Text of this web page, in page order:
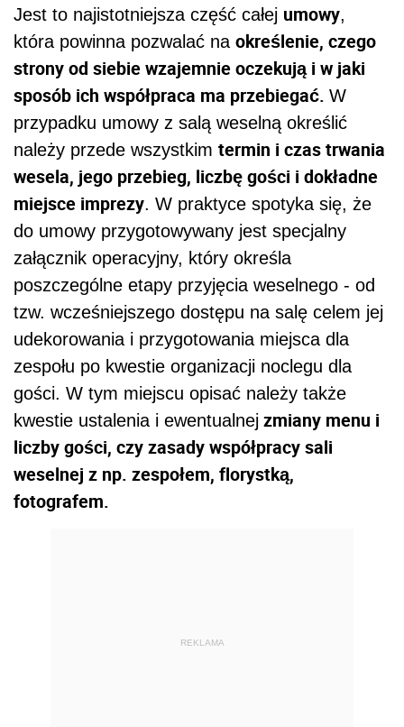
Jest to najistotniejsza część całej umowy,
która powinna pozwalać na określenie, czego
strony od siebie wzajemnie oczekują i w jaki
sposób ich współpraca ma przebiegać. W
przypadku umowy z salą weselną określić
należy przede wszystkim termin i czas trwania
wesela, jego przebieg, liczbę gości i dokładne
miejsce imprezy. W praktyce spotyka się, że
do umowy przygotowywany jest specjalny
załącznik operacyjny, który określa
poszczególne etapy przyjęcia weselnego - od
tzw. wcześniejszego dostępu na salę celem jej
udekorowania i przygotowania miejsca dla
zespołu po kwestie organizacji noclegu dla
gości. W tym miejscu opisać należy także
kwestie ustalenia i ewentualnej zmiany menu i
liczby gości, czy zasady współpracy sali
weselnej z np. zespołem, florystką,
fotografem.
REKLAMA